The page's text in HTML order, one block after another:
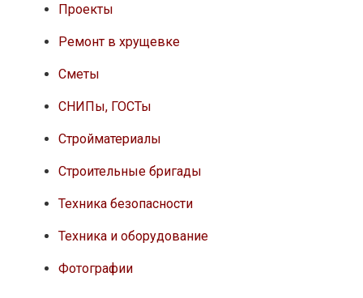
Проекты
Ремонт в хрущевке
Сметы
СНИПы, ГОСТы
Стройматериалы
Строительные бригады
Техника безопасности
Техника и оборудование
Фотографии